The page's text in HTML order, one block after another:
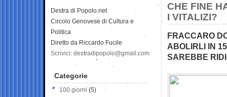
CHE FINE
I VITALIZI?
FRACCARO
ABOLIRLI IN
SAREBBE
Destra di Popolo.net
Circolo Genovese di Cultura e
Politica
Diretto da Riccardo Fucile
Scrivici: destradipopolo@gmail.com
Categorie
100 giorni (5)